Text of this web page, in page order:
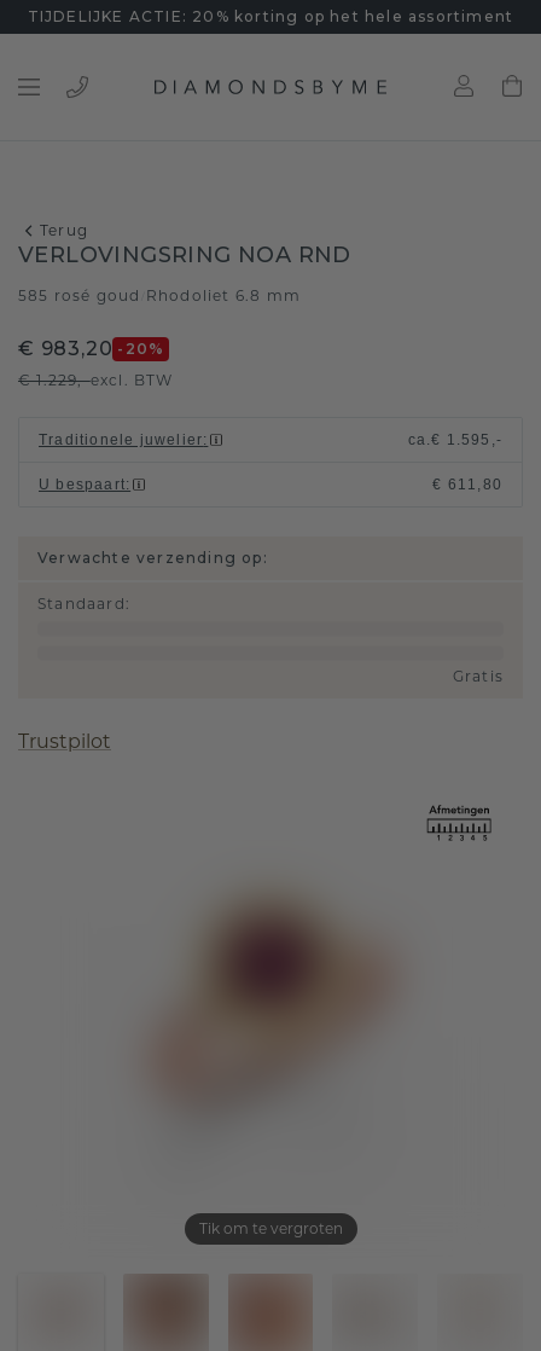
TIJDELIJKE ACTIE: 20% korting op het hele assortiment
Terug
Tik om te vergroten
VERLOVINGSRING NOA RND
585 rosé goud Rhodoliet 6.8 mm
€ 983,20 -20 %
€ 1.229,-excl. BTW
Traditionele juwelier: ca.€ 1.595,-
U bespaart: € 611,80
Verwachte verzending op:
Standaard :
Gratis
Trustpilot